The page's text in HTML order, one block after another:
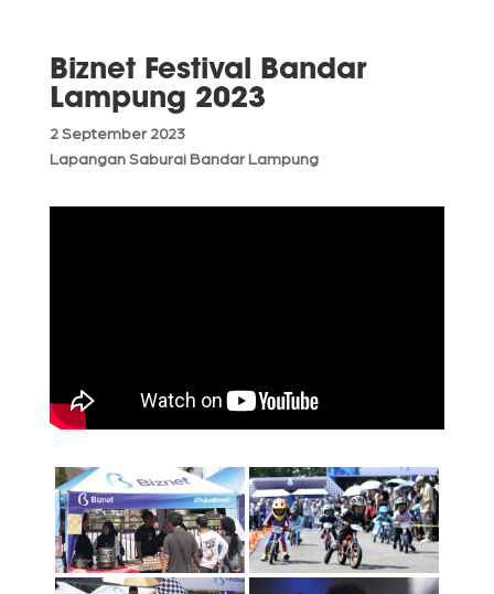
Biznet Festival Bandar
Lampung 2023
2 September 2023
Lapangan Saburai Bandar Lampung